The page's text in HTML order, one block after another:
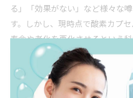
る」「効果がない」など様々な
す。しかし、現時点で酸素カプ
寿命や老化を悪化させるという
ん。むしろ、適量の酸素補給は
復にメリットがあるとされてい
一方で、すべての人に劇的な効